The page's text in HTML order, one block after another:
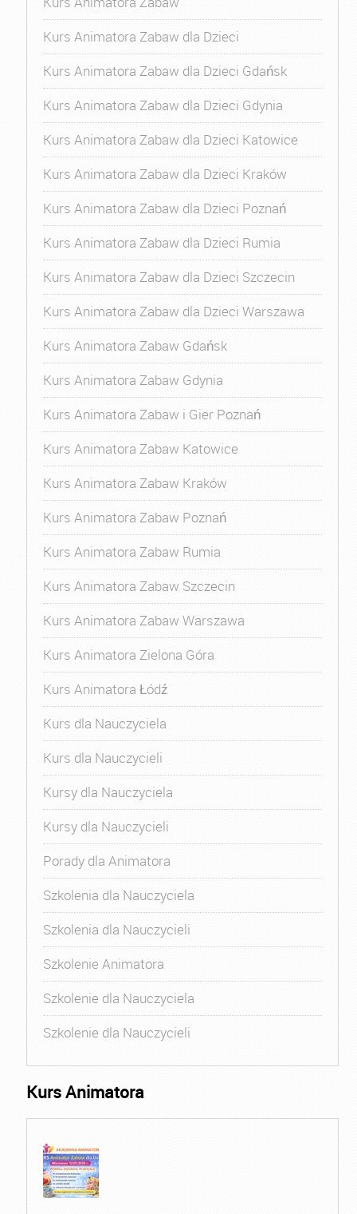
Kurs Animatora Zabaw dla Dzieci
Kurs Animatora Zabaw dla Dzieci Gdańsk
Kurs Animatora Zabaw dla Dzieci Gdynia
Kurs Animatora Zabaw dla Dzieci Katowice
Kurs Animatora Zabaw dla Dzieci Kraków
Kurs Animatora Zabaw dla Dzieci Poznań
Kurs Animatora Zabaw dla Dzieci Rumia
Kurs Animatora Zabaw dla Dzieci Szczecin
Kurs Animatora Zabaw dla Dzieci Warszawa
Kurs Animatora Zabaw Gdańsk
Kurs Animatora Zabaw Gdynia
Kurs Animatora Zabaw i Gier Poznań
Kurs Animatora Zabaw Katowice
Kurs Animatora Zabaw Kraków
Kurs Animatora Zabaw Poznań
Kurs Animatora Zabaw Rumia
Kurs Animatora Zabaw Szczecin
Kurs Animatora Zabaw Warszawa
Kurs Animatora Zielona Góra
Kurs Animatora Łódź
Kurs dla Nauczyciela
Kurs dla Nauczycieli
Kursy dla Nauczyciela
Kursy dla Nauczycieli
Porady dla Animatora
Szkolenia dla Nauczyciela
Szkolenia dla Nauczycieli
Szkolenie Animatora
Szkolenie dla Nauczyciela
Szkolenie dla Nauczycieli
Kurs Animatora